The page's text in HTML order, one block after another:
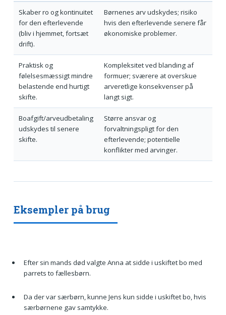
Skaber ro og kontinuitet
for den efterlevende
(bliv i hjemmet, fortsæt
drift).
Børnenes arv udskydes; risiko
hvis den efterlevende senere får
økonomiske problemer.
Praktisk og
følelsesmæssigt mindre
belastende end hurtigt
skifte.
Kompleksitet ved blanding af
formuer; sværere at overskue
arveretlige konsekvenser på
langt sigt.
Boafgift/arveudbetaling
udskydes til senere
skifte.
Større ansvar og
forvaltningspligt for den
efterlevende; potentielle
konflikter med arvinger.
Eksempler på brug
Efter sin mands død valgte Anna at sidde i uskiftet bo med
parrets to fællesbørn.
Da der var særbørn, kunne Jens kun sidde i uskiftet bo, hvis
særbørnene gav samtykke.